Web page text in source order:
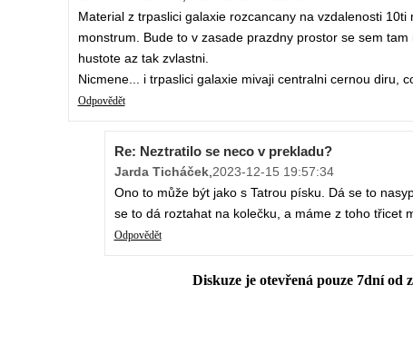
Material z trpaslici galaxie rozcancany na vzdalenosti
monstrum. Bude to v zasade prazdny prostor se sem
hustote az tak zvlastni.
Nicmene... i trpaslici galaxie mivaji centralni cernou diru,
Odpovědět
Re: Neztratilo se neco v prekladu?
Jarda Ticháček,2023-12-15 19:57:34
Ono to může být jako s Tatrou písku. Dá se to
se to dá roztahat na kolečku, a máme z toho třicet
Odpovědět
Diskuze je otevřená pouze 7dní od